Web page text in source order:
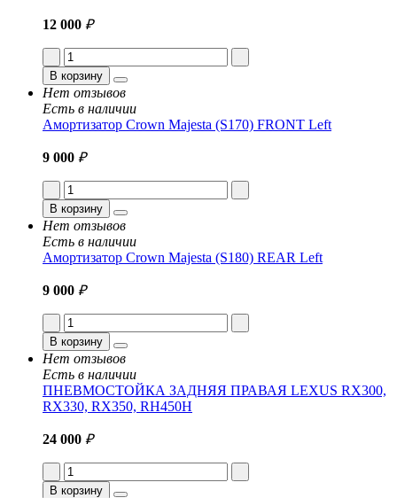
12 000 ₽
В корзину
Нет отзывов
Есть в наличии
Амортизатор Crown Majesta (S170) FRONT Left
9 000 ₽
В корзину
Нет отзывов
Есть в наличии
Амортизатор Crown Majesta (S180) REAR Left
9 000 ₽
В корзину
Нет отзывов
Есть в наличии
ПНЕВМОСТОЙКА ЗАДНЯЯ ПРАВАЯ LEXUS RX300,
RX330, RX350, RH450H
24 000 ₽
В корзину